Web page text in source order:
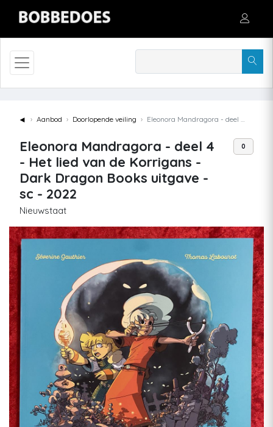
◄ Aanbod Doorlopende veiling Eleonora Mandragora - deel 4 - Het lied van de Korrigans - Dark Dragon Books uitgave - sc - 2022
Eleonora Mandragora - deel 4
- Het lied van de Korrigans -
Dark Dragon Books uitgave -
sc - 2022
Nieuwstaat
0